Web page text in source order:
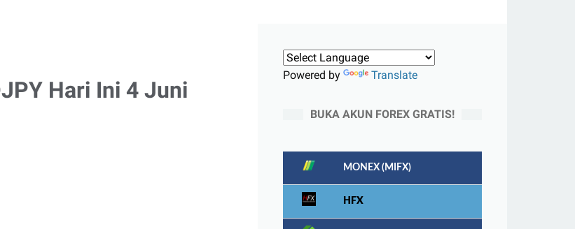
Hari Ini 4 Juni
Powered by Translate
BUKA AKUN FOREX GRATIS!
MONEX (MIFX)
HFX